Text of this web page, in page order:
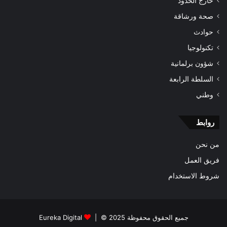
صحة ورشاقة
حوادث
تكنولوجيا
شؤون برلمانية
السلطة الرابعة
وطني
روابط
من نحن
فريق العمل
شروط الاستخدام
جميع الحقوق محفوظة 2025 © | Eureka Digital